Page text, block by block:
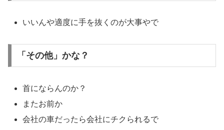
いいんや適度に手を抜くのが大事やで
「その他」かな？
首にならんのか？
またお前か
会社の車だったら会社にチクられるで